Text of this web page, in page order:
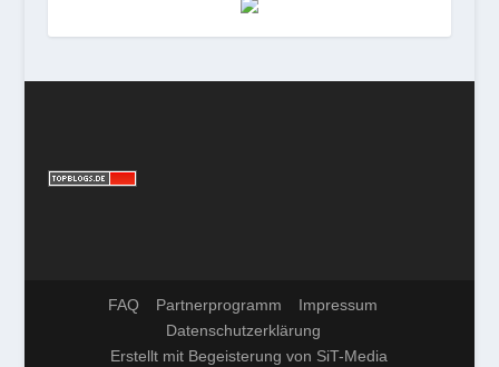
FAQ Partnerprogramm
Impressum
Datenschutzerklärung
Erstellt mit Begeisterung von SiT-Media